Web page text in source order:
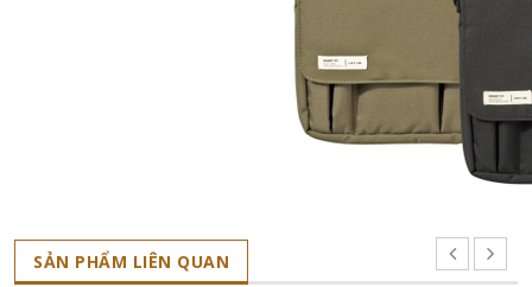
SẢN PHẨM LIÊN QUAN